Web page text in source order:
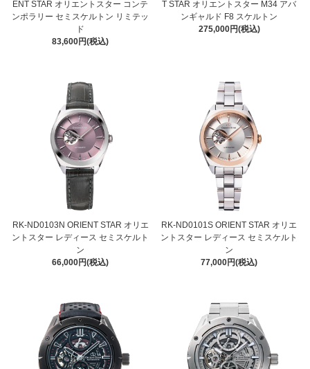
ENT STAR オリエントスター コンテ
ンポラリー セミスケルトン リミテッ
ド
83,600円(税込)
T STAR オリエントスター M34 アバ
ンギャルド F8 スケルトン
275,000円(税込)
RK-ND0103N ORIENT STAR オリエ
ントスター レディース セミスケルト
ン
66,000円(税込)
RK-ND0101S ORIENT STAR オリエ
ントスター レディース セミスケルト
ン
77,000円(税込)